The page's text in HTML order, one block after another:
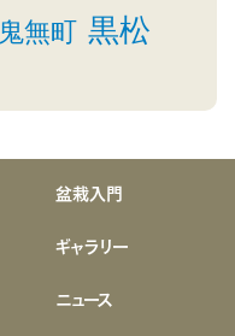
鬼無町 黒松
盆栽入門
ギャラリー
ニュース